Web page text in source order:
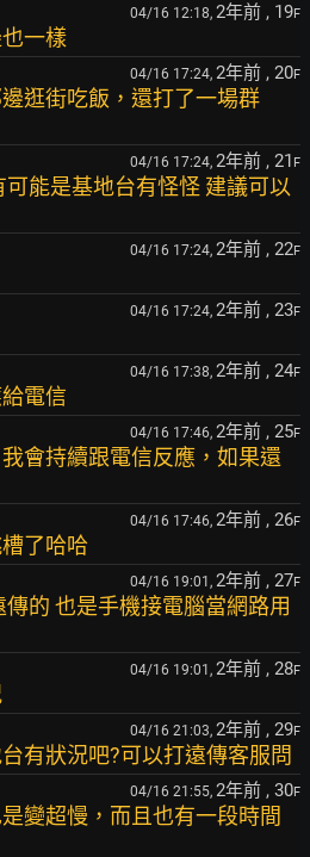
04/16 12:18, 2年前 , 19F
一樣
04/16 17:24, 2年前 , 20F
逛街吃飯，還打了一場群
04/16 17:24, 2年前 , 21 F
能是基地台有怪怪 建議可以
04/16 17:24, 2年前 , 22F
04/16 17:24, 2年前 , 23F
04/16 17:38, 2年前 , 24F
電信
04/16 17:46, 2年前 , 25F
會持續跟電信反應，如果還
04/16 17:46, 2年前 , 26F
了哈哈
04/16 19:01, 2年前 , 27F
的 也是手機接電腦當網路用
04/16 19:01, 2年前 , 28F
04/16 21:03, 2年前 , 29F
有狀況吧?可以打遠傳客服問
04/16 21:55, 2年前 , 30F
變超慢，而且也有一段時間